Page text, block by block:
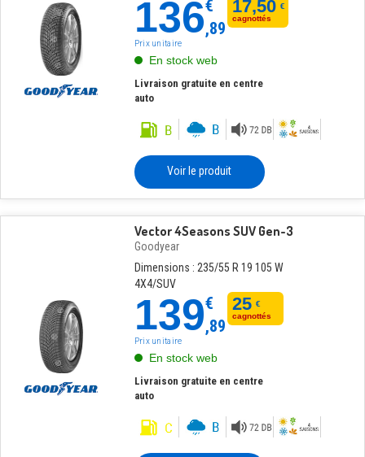
136€
,89
17,50 €
cagnottés
Prix unitaire
En stock web
Livraison gratuite en centre
auto
Voir le produit
Vector 4Seasons SUV Gen-3
Goodyear
Dimensions : 235/55 R 19 105 W
4X4/SUV
139€
,89
25 €
cagnottés
Prix unitaire
En stock web
Livraison gratuite en centre
auto